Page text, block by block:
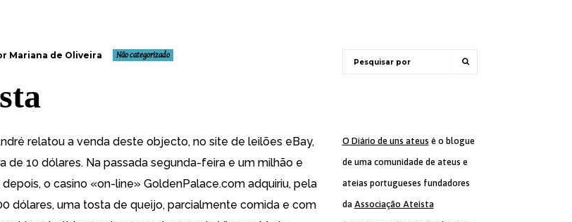
Mariana de Oliveira Não categorizado
relatou a venda deste objecto, no site de leilões eBay,
de 10 dólares. Na passada segunda-feira e um milhão e
o casino «on-line» GoldenPalace.com adquiriu, pela
dólares, uma tosta de queijo, parcialmente comida e com
O Diário de uns ateus é o blogue
de uma comunidade de ateus e
ateias portugueses fundadores
da Associação Ateísta